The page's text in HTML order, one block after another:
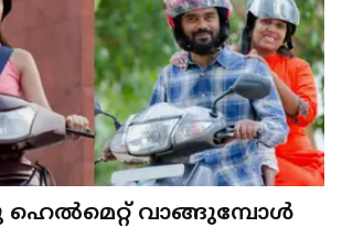
ഹെൽമെറ്റ് വാങ്ങുമ്പോൾ